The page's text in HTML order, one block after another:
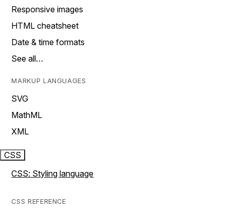
Responsive images
HTML cheatsheet
Date & time formats
See all…
MARKUP LANGUAGES
SVG
MathML
XML
CSS
CSS: Styling language
CSS REFERENCE